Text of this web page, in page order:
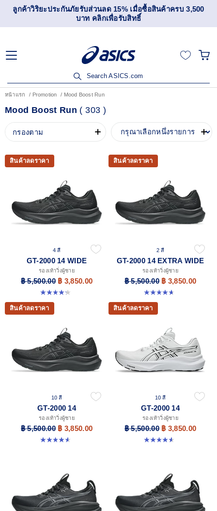
ลูกค้าวิริยะประกันภัยรับส่วนลด 15% เมื่อซื้อสินค้าครบ 3,500
บาท คลิกเพื่อรับสิทธิ์
Search ASICS.com
หน้าแรก Promotion Mood Boost Run
Mood Boost Run ( 303 )
กรองตาม
สินค้าลดราคา
4 สี
GT-2000 14 WIDE
รองเท้าวิ่งผู้ชาย
฿ 5,500.00 ฿ 3,850.00
4.2 จาก 5 ดาว 57 รีวิว
สินค้าลดราคา
2 สี
GT-2000 14 EXTRA WIDE
รองเท้าวิ่งผู้ชาย
฿ 5,500.00 ฿ 3,850.00
4.6 จาก 5 ดาว 25 รีวิว
สินค้าลดราคา
10 สี
GT-2000 14
รองเท้าวิ่งผู้ชาย
฿ 5,500.00 ฿ 3,850.00
4.6 จาก 5 ดาว 236 รีวิว
สินค้าลดราคา
10 สี
GT-2000 14
รองเท้าวิ่งผู้ชาย
฿ 5,500.00 ฿ 3,850.00
4.6 จาก 5 ดาว 236 รีวิว